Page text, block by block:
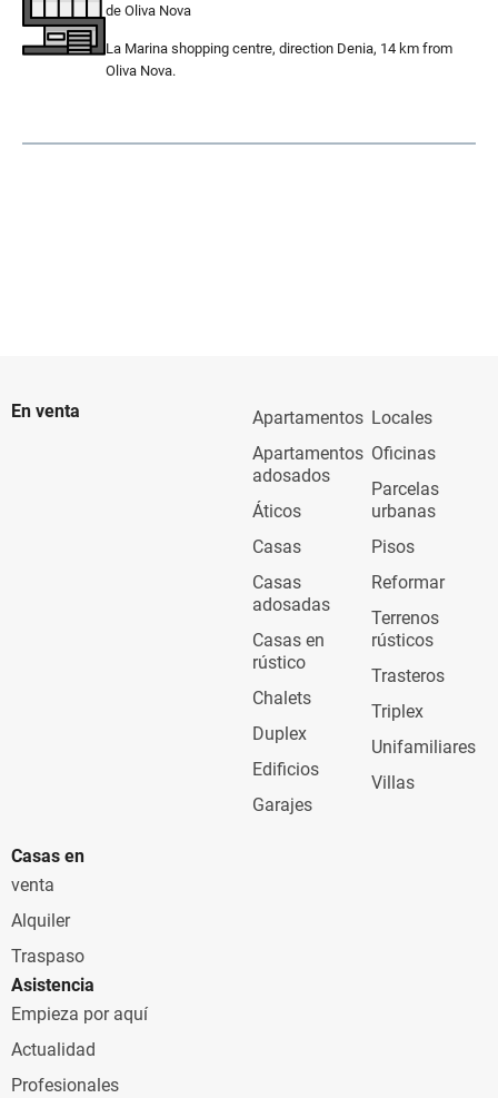
de Oliva Nova
La Marina shopping centre, direction Denia, 14 km from
Oliva Nova.
En venta
Apartamentos
Apartamentos
adosados
Áticos
Casas
Casas
adosadas
Casas en
rústico
Chalets
Duplex
Edificios
Garajes
Locales
Oficinas
Parcelas
urbanas
Pisos
Reformar
Terrenos
rústicos
Trasteros
Triplex
Unifamiliares
Villas
Casas en
venta
Alquiler
Traspaso
Asistencia
Empieza por aquí
Actualidad
Profesionales